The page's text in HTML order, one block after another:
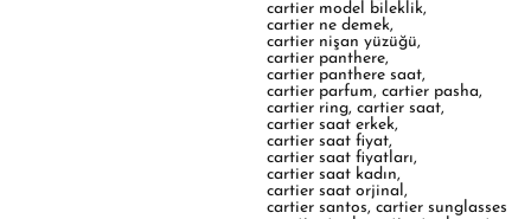
cartier model bileklik,
cartier ne demek,
cartier nişan yüzüğü,
cartier panthere,
cartier panthere saat,
cartier parfum, cartier pasha,
cartier ring, cartier saat,
cartier saat erkek,
cartier saat fiyat,
cartier saat fiyatları,
cartier saat kadın,
cartier saat orjinal ,
cartier santos, cartier sunglasses